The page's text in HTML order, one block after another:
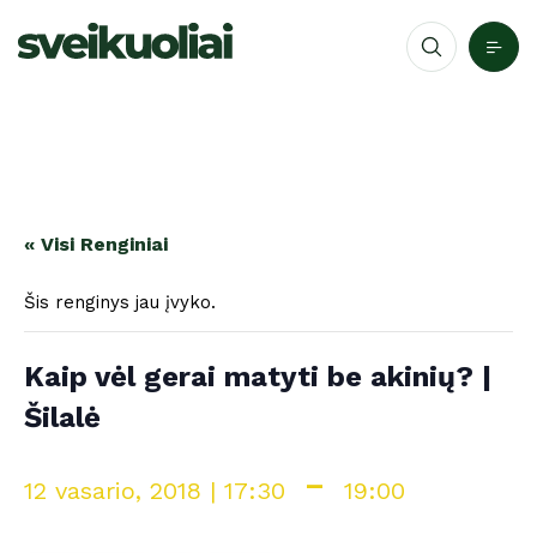
« Visi Renginiai
Šis renginys jau įvyko.
Kaip vėl gerai matyti be akinių? |
Šilalė
12 vasario, 2018 | 17:30 - 19:00